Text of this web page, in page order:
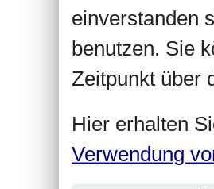
einverstanden
benutzen. Sie
Zeitpunkt über
Hier erhalten
Verwendung